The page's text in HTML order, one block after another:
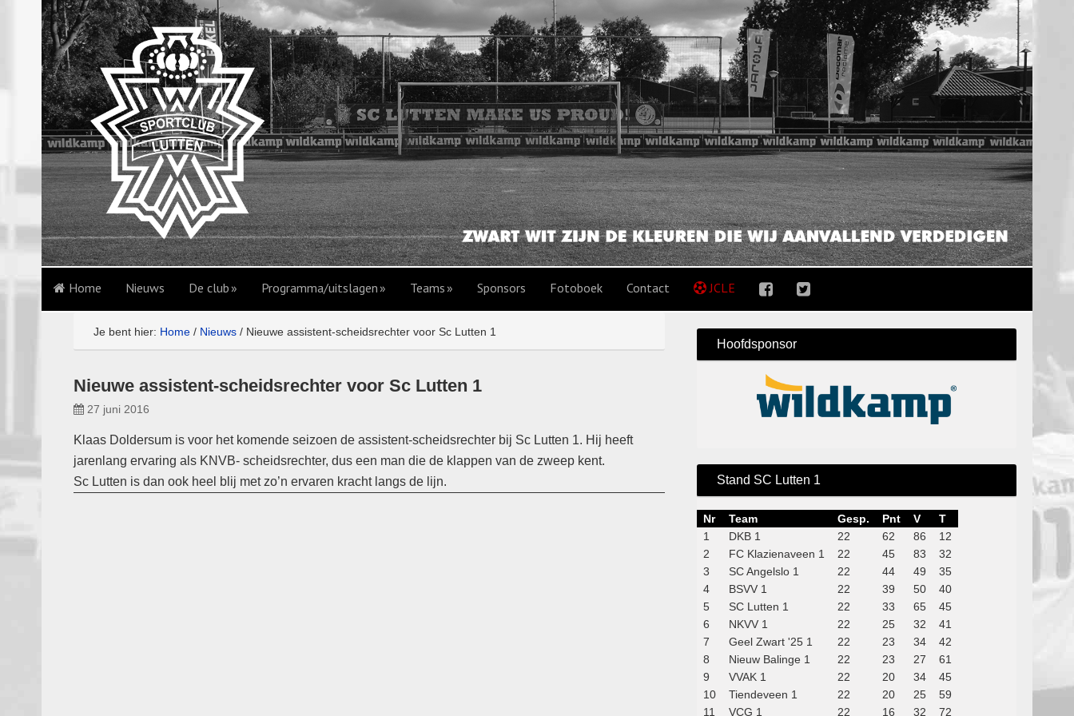
Home Nieuws De club Programma/uitslagen Teams Sponsors Fotoboek Contact JCLE
Je bent hier: Home / Nieuws / Nieuwe assistent-scheidsrechter voor Sc Lutten 1
Nieuwe assistent-scheidsrechter voor Sc Lutten 1
27 juni 2016
Klaas Doldersum is voor het komende seizoen de assistent-scheidsrechter bij Sc Lutten 1. Hij heeft
jarenlang ervaring als KNVB- scheidsrechter, dus een man die de klappen van de zweep kent.
Sc Lutten is dan ook heel blij met zo’n ervaren kracht langs de lijn.
Hoofdsponsor
Stand SC Lutten 1
Nr Team Gesp. Pnt V
T
1
DKB 1 22 62 86
12
2
FC Klazienaveen 1 22 45 83
32
3
SC Angelslo 1 22 44 49
35
4
BSVV 1 22 39 50
40
5
SC Lutten 1 22 33 65
45
6
NKVV 1 22 25 32
41
7
Geel Zwart '25 1 22 23 34
42
8
Nieuw Balinge 1 22 23 27
61
9
VVAK 1 22 20 34
45
10
Tiendeveen 1 22 20 25
59
11
VCG 1 22 16 32 72